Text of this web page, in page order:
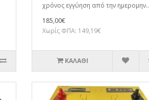
χρόνος εγγύηση από την ημερομην..
185,00€
Χωρίς ΦΠΑ: 149,19€
ΚΑΛΆΘΙ